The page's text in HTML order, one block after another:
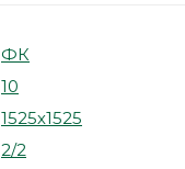
ФК
10
1525х1525
2/2